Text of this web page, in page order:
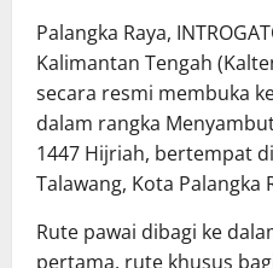
Palangka Raya,
Kalimantan Tengah
secara resmi membuka
dalam rangka
1447 Hijriah, bertempat
Talawang, Kota Palangka
Rute pawai dibagi ke
pertama, rute khusus